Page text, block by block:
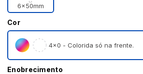
6x50mm
Cor
4×0 - Colorida só na frente.
Enobrecimento